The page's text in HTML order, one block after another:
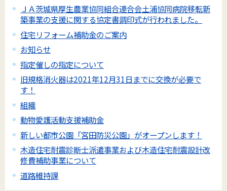
ＪＡ茨城県厚生農業協同組合連合会土浦協同病院移転新
築事業の支援に関する協定書調印式が行われました。
住宅リフォーム補助金のご案内
お知らせ
指定催しの指定について
旧規格消火器は2021年12月31日までに交換が必要で
す！
組織
動物愛護活動支援補助金
新しい都市公園「宮田防災公園」がオープンします！
木造住宅耐震診断士派遣事業および木造住宅耐震設計改
修費補助事業について
道路維持課